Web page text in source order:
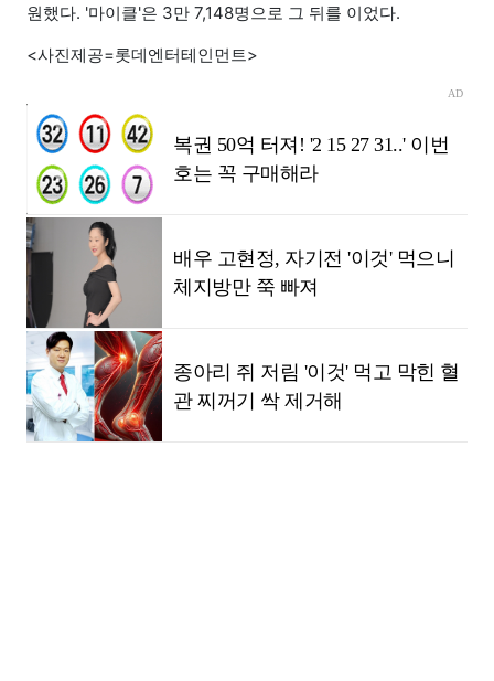
원했다. '마이클'은 3만 7,148명으로 그 뒤를 이었다.
<사진제공=롯데엔터테인먼트>